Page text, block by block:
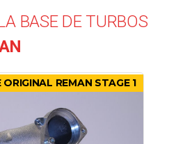
BASE DE TURBOS
ORIGINAL REMAN STAGE 1